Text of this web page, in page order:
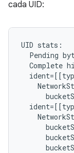
cada UID:
UID stats:
Pending
Complete